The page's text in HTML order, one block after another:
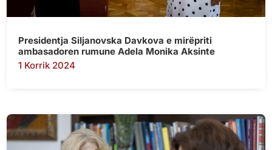
Presidentja Siljanovska Davkova e mirëpriti
ambasadoren rumune Adela Monika Aksinte
1 Korrik 2024